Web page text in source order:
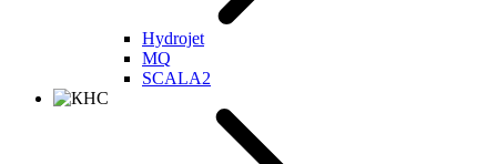
Hydrojet
MQ
SCALA2